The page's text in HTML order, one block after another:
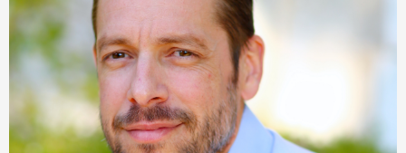
Xavier Fernandez
Vice-Président
Vice-Président Innovation et Valorisation de la
Recherche d’Université Côte d’Azur, Professeur
des Universités